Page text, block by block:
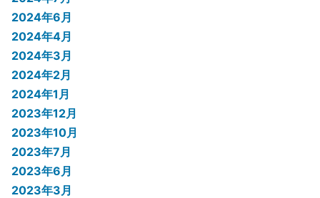
2024年6月
2024年4月
2024年3月
2024年2月
2024年1月
2023年12月
2023年10月
2023年7月
2023年6月
2023年3月